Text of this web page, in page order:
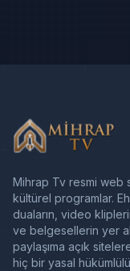
Mihrap Tv resmi web
kültürel programlar.
duaların, video
ve belgesellerin yer
paylaşıma açık
hiç bir yasal